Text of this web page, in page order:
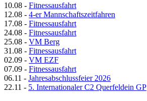
10.08 - Fitnessausfahrt
12.08 - 4-er Mannschaftszeitfahren
17.08 - Fitnessausfahrt
24.08 - Fitnessausfahrt
25.08 - VM Berg
31.08 - Fitnessausfahrt
02.09 - VM EZF
07.09 - Fitnessausfahrt
06.11 - Jahresabschlussfeier 2026
22.11 - 5. Internationaler C2 Querfeldein GP